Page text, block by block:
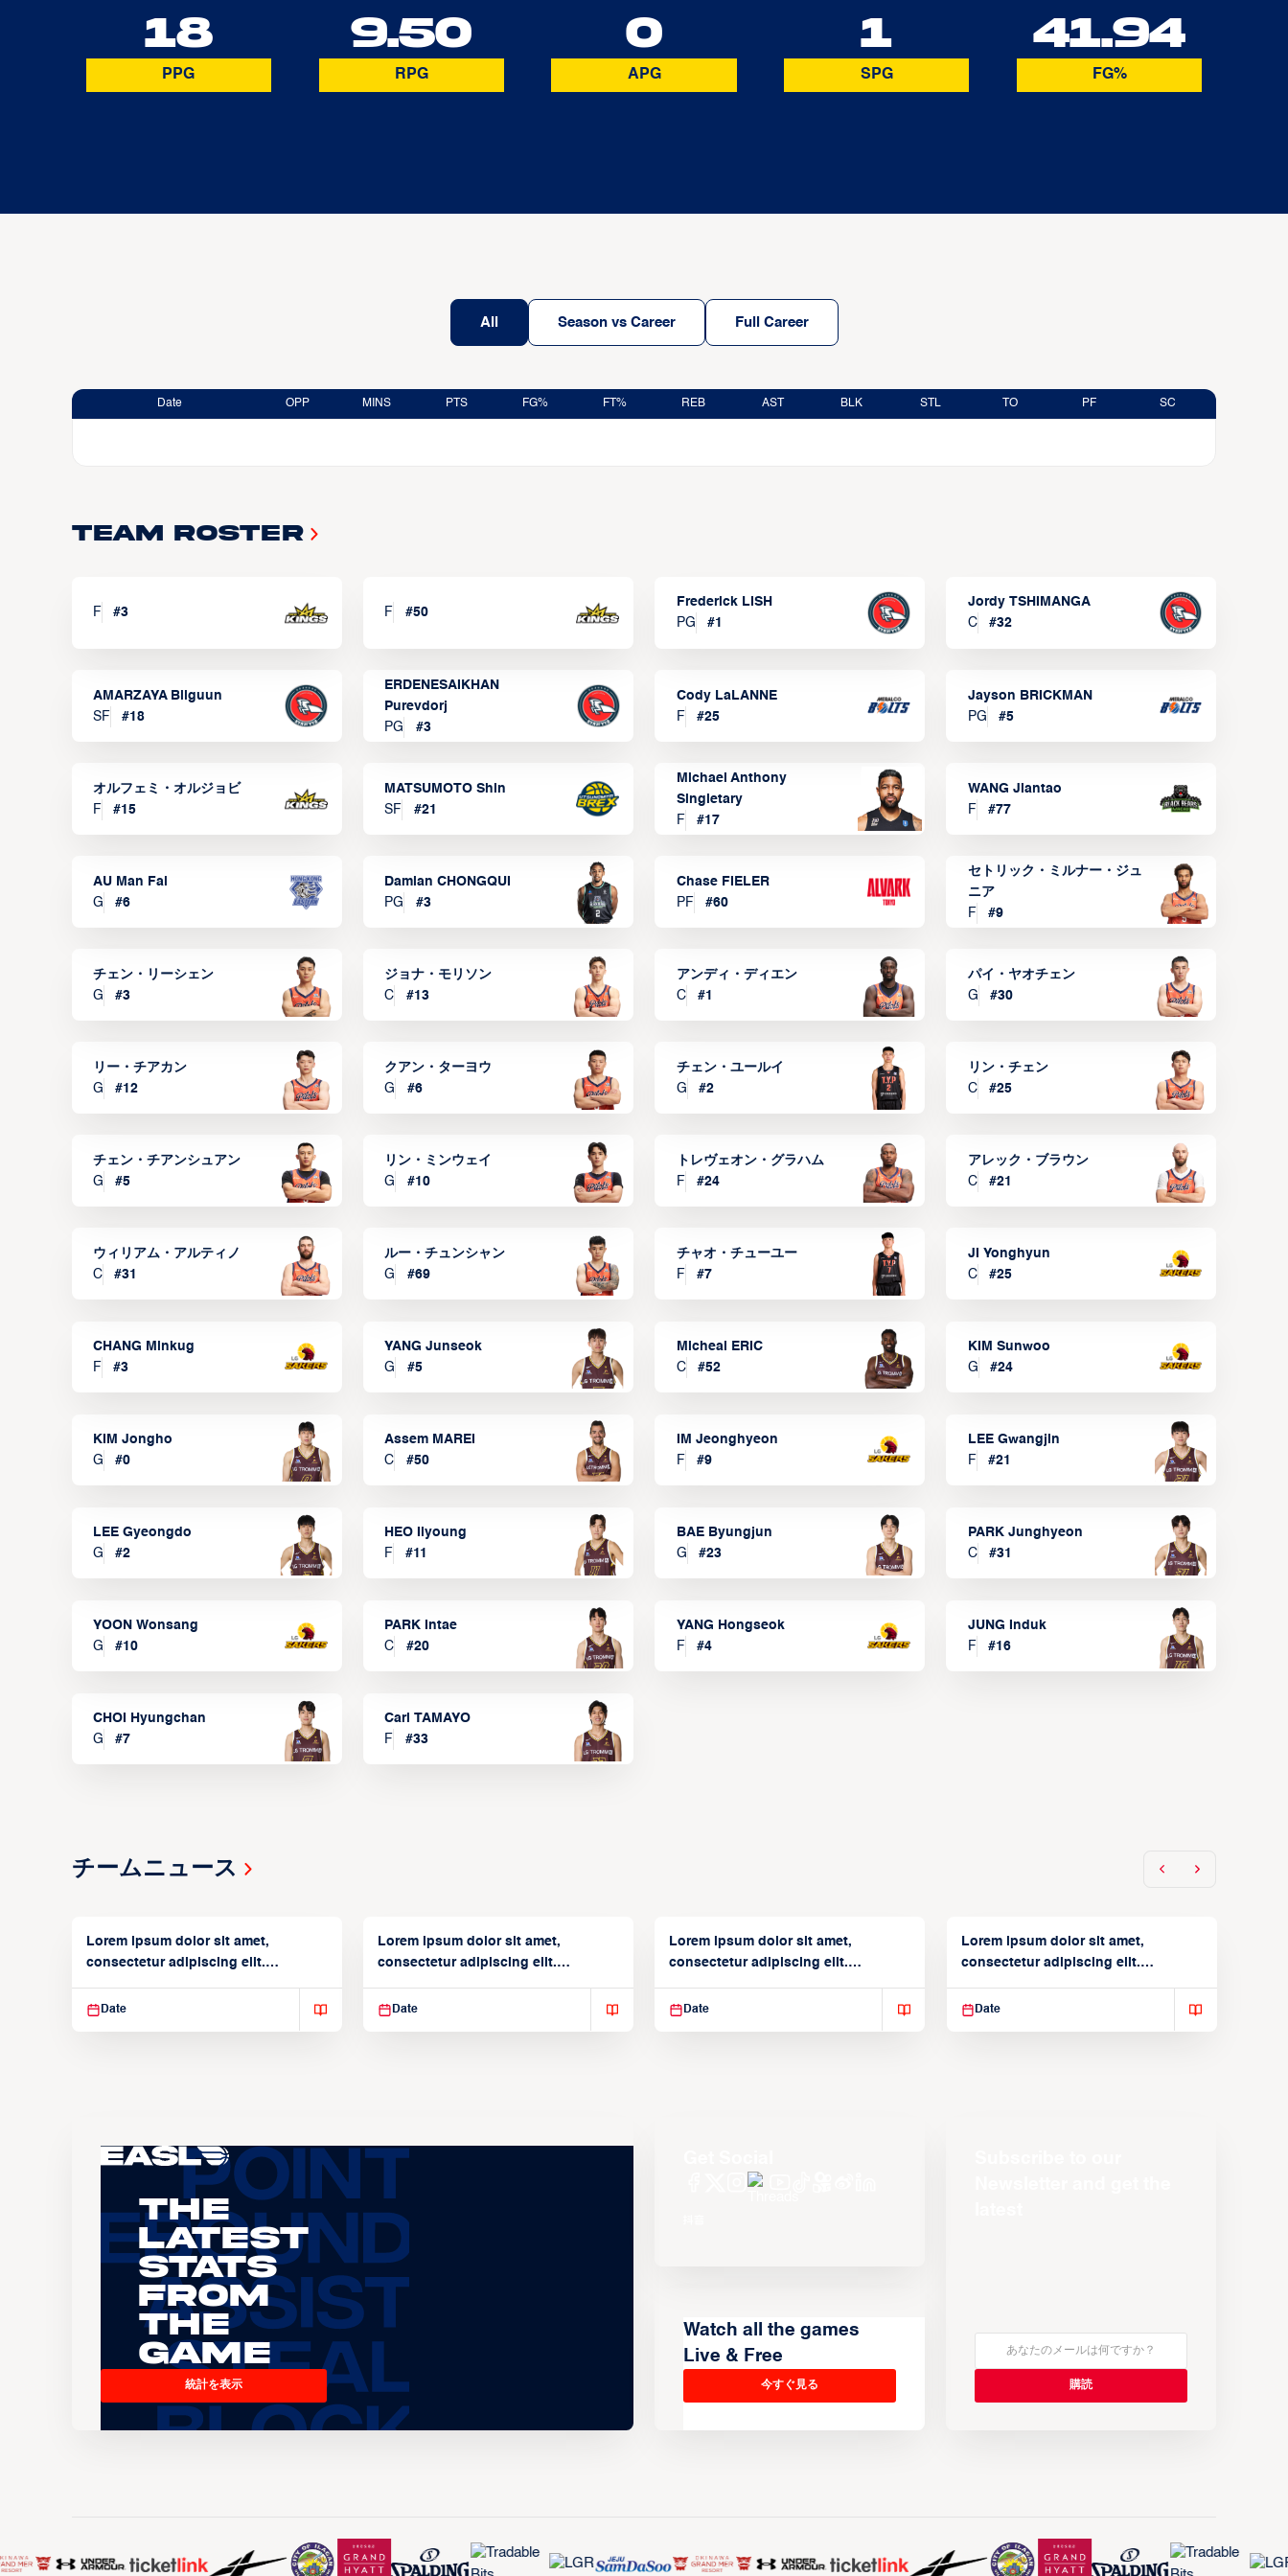
18
PPG
9.50
RPG
0
APG
1
SPG
41.94
FG%
All Season vs Career Full Career
Date OPP MINS PTS FG% FT% REB AST BLK STL TO PF SC
Team Roster
F #3 F #50
Frederick LISH
PG
#1
Jordy TSHIMANGA
C
#32
AMARZAYA Bilguun
SF
#18
ERDENESAIKHAN
Purevdorj
PG
#3
Cody LaLANNE
F
#25
Jayson BRICKMAN
PG
#5
オルフェミ・オルジョビ
F
#15
MATSUMOTO Shin
SF
#21
Michael Anthony
Singletary
F
#17
WANG Jiantao
F
#77
AU Man Fai
G
#6
Damian CHONGQUI
PG
#3
Chase FIELER
PF
#60
セトリック・ミルナー・ジュ
ニア
F
#9
チェン・リーシェン
G
#3
ジョナ・モリソン
C
#13
アンディ・ディエン
C
#1
パイ・ヤオチェン
G
#30
リー・チアカン
G
#12
クアン・ターヨウ
G
#6
チェン・ユールイ
G
#2
リン・チェン
C
#25
チェン・チアンシュアン
G
#5
リン・ミンウェイ
G
#10
トレヴェオン・グラハム
F
#24
アレック・ブラウン
C
#21
ウィリアム・アルティノ
C
#31
ルー・チュンシャン
G
#69
チャオ・チューユー
F
#7
JI Yonghyun
C
#25
CHANG Minkug
F
#3
YANG Junseok
G
#5
Micheal ERIC
C
#52
KIM Sunwoo
G
#24
KIM Jongho
G
#0
Assem MAREI
C
#50
IM Jeonghyeon
F
#9
LEE Gwangjin
F
#21
LEE Gyeongdo
G
#2
HEO Ilyoung
F
#11
BAE Byungjun
G
#23
PARK Junghyeon
C
#31
YOON Wonsang
G
#10
PARK Intae
C
#20
YANG Hongseok
F
#4
JUNG Induk
F
#16
CHOI Hyungchan
G
#7
Carl TAMAYO
F
#33
チームニュース
Lorem ipsum dolor sit amet,
consectetur adipiscing elit.
Date
Lorem ipsum dolor sit amet,
consectetur adipiscing elit.
Date
Lorem ipsum dolor sit amet,
consectetur adipiscing elit.
Date
Lorem ipsum dolor sit amet,
consectetur adipiscing elit.
Date
The
Latest
Stats
From
the
Game
統計を表示
Watch all the games
Live & Free
今すぐ見る